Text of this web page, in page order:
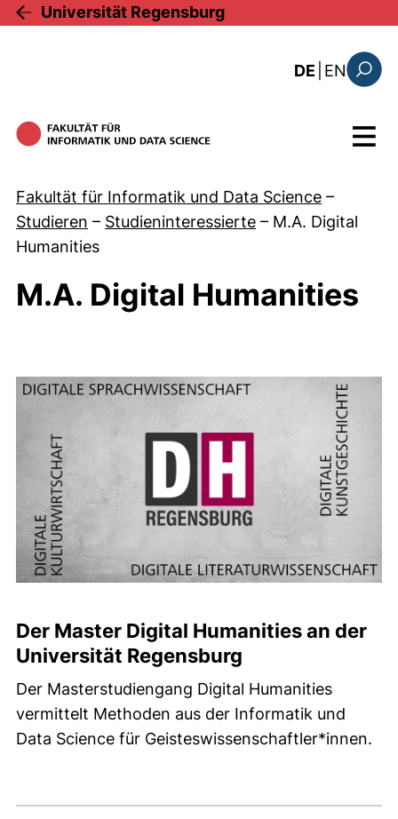
Direkt zum Inhalt
Universität Regensburg
DE EN: this
Menü
Fakultät für Informatik und Data Science –
Studieren – Studieninteressierte – M.A. Digital
Humanities
M.A. Digital Humanities
Der Master Digital Humanities an der
Universität Regensburg
Der Masterstudiengang Digital Humanities
vermittelt Methoden aus der Informatik und
Data Science für Geisteswissenschaftler*innen.